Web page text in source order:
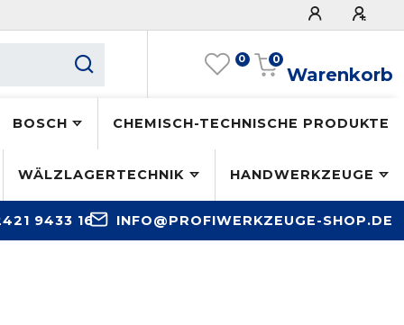
0
Warenkorb
0
BOSCH CHEMISCH-TECHNISCHE PRODUKTE
WÄLZLAGERTECHNIK HANDWERKZEUGE
9433 16 INFO@PROFIWERKZEUGE-SHOP.DE